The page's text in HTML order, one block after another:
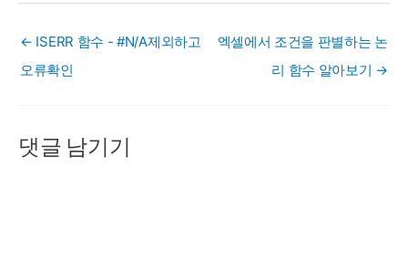
← ISERR 함수 - #N/A제외하고
오류확인
엑셀에서 조건을 판별하는 논
리 함수 알아보기 →
댓글 남기기